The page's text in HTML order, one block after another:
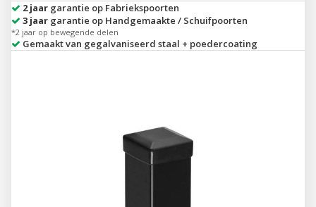
2 jaar garantie op Fabriekspoorten
3 jaar garantie op Handgemaakte / Schuifpoorten
*2 jaar op bewegende delen
Gemaakt van gegalvaniseerd staal + poedercoating